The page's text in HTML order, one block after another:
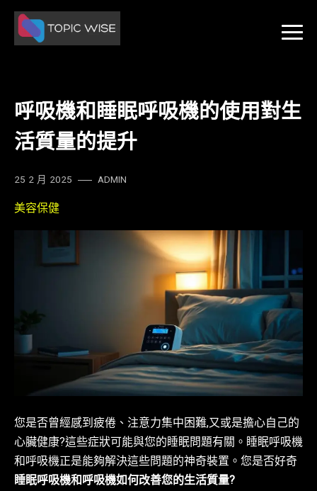
Skip
content
呼吸機和睡眠呼吸機的使用對生
活質量的提升
25 2 月 2025 ADMIN
美容保健
您是否曾經感到疲倦、注意力集中困難,又或是擔心自己的
心臟健康?這些症狀可能與您的睡眠問題有關。睡眠呼吸機
和呼吸機正是能夠解決這些問題的神奇裝置。您是否好奇
睡眠呼吸機和呼吸機如何改善您的生活質量?